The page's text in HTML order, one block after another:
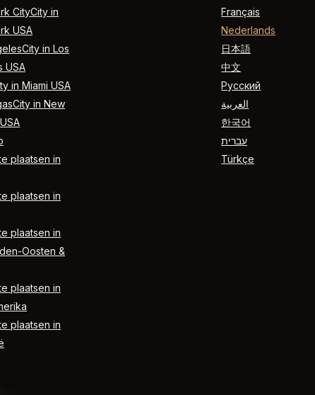
CityCity in
USA
in Los
USA
in Miami USA
in New
plaatsen in
plaatsen in
plaatsen in
Oosten &
plaatsen in
plaatsen in
Français
Nederlands
日本語
中文
Русский
العربية
한국어
עברית
Türkçe